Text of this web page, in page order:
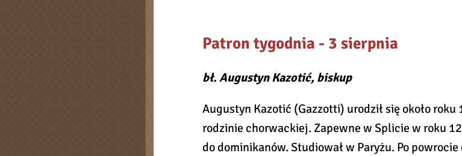
Patron tygodnia - 3 sierpnia
bł. Augustyn Kazotić, biskup
Augustyn Kazotić (Gazzotti) urodził się około
rodzinie chorwackiej. Zapewne w Splicie w roku
do dominikanów. Studiował w Paryżu. Po